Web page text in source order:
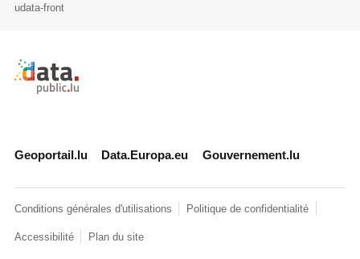
udata-front
Retour à l'accueil de data.public.lu
Geoportail.lu Data.Europa.eu Gouvernement.lu
Conditions générales d'utilisations Politique de confidentialité
Accessibilité Plan du site